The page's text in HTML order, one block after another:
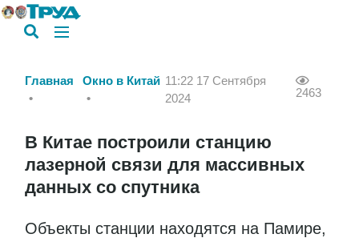
Главная Окно в Китай 11:22 17 Сентября
2024
2463
В Китае построили станцию
лазерной связи для массивных
данных со спутника
Объекты станции находятся на Памире,